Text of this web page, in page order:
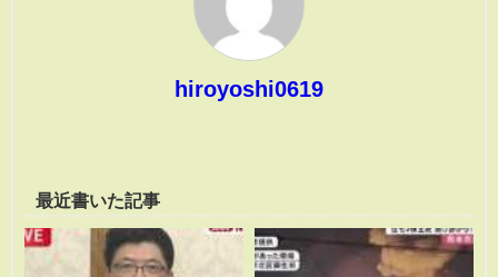
hiroyoshi0619
最近書いた記事